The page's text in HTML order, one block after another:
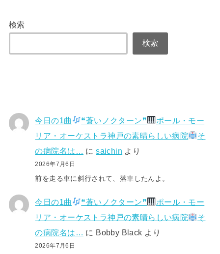
検索
検索
今日の1曲 ❝蒼いノクターン❞
ポール・モー
リア・オーケストラ神戸の素晴らしい病院
そ
の病院名は…
にsaichin より
2026年7月6日
前を走る車に斜行されて、落車したんよ。
今日の1曲 ❝蒼いノクターン❞
ポール・モー
リア・オーケストラ神戸の素晴らしい病院
そ
の病院名は… に Bobby Black より
2026年7月6日